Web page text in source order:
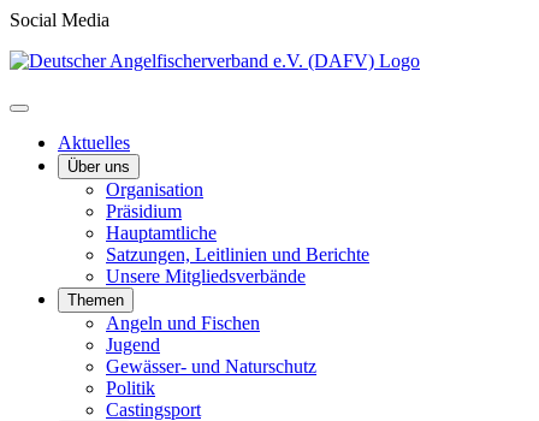
Social Media
Aktuelles
Über uns
Organisation
Präsidium
Hauptamtliche
Satzungen, Leitlinien und Berichte
Unsere Mitgliedsverbände
Themen
Angeln und Fischen
Jugend
Gewässer- und Naturschutz
Politik
Castingsport